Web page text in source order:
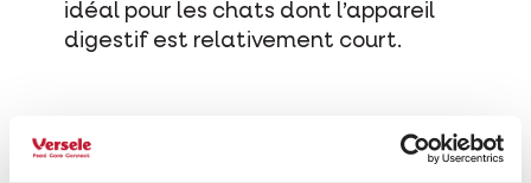
idéal pour les chats dont l’appareil
digestif est relativement court.